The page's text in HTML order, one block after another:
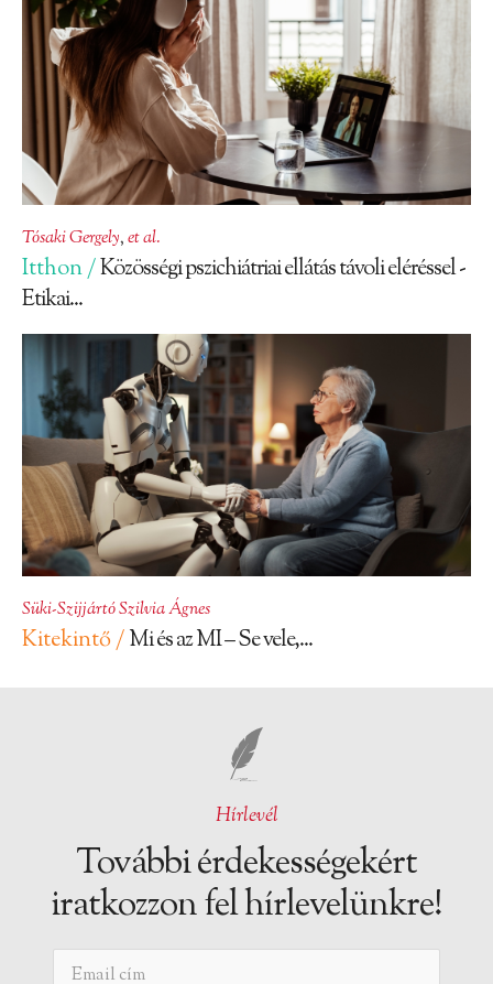
Tósaki Gergely,et al.
Itthon /Közösségi pszichiátriai ellátás távoli eléréssel -
Etikai...
Süki-Szijjártó Szilvia Ágnes
Kitekintő /Mi és az MI – Se vele,...
Hírlevél
További érdekességekért
iratkozzon fel hírlevelünkre!